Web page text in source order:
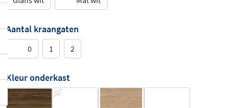
Aantal kraangaten
0 1 2
Kleur onderkast